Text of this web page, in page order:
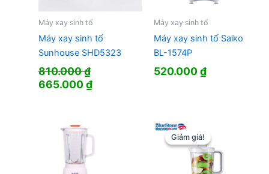
Máy xay sinh tố
Máy xay sinh tố
Sunhouse SHD5323
810.000₫
Giá
810.000 ₫.
665.000₫Giá
665.000 ₫.
Máy xay sinh tố
Máy xay sinh tố Saiko
BL-1574P
520.000₫
Giảm giá!
Giảm giá!